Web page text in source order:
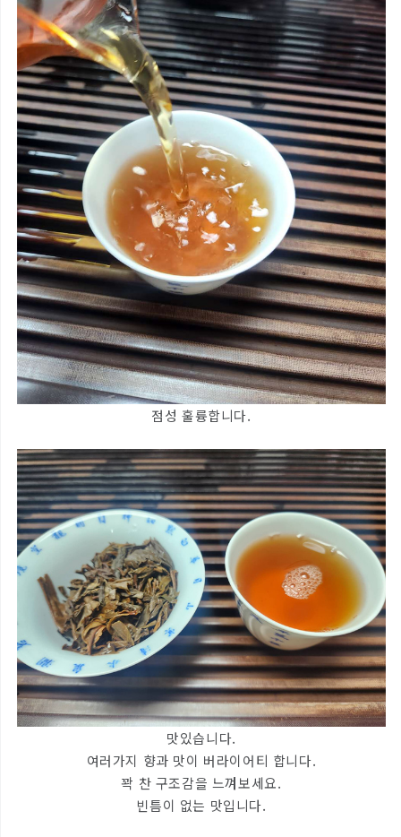
점성 훌륭합니다.
맛있습니다.
여러가지 향과 맛이 버라이어티 합니다.
꽉 찬 구조감을 느껴보세요.
빈틈이 없는 맛입니다.